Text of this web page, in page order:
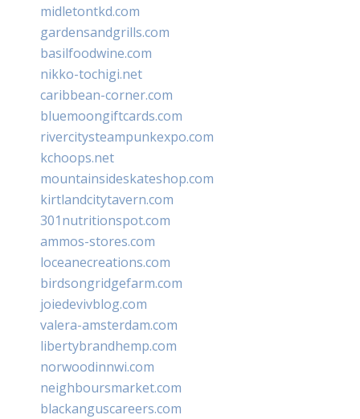
midletontkd.com
gardensandgrills.com
basilfoodwine.com
nikko-tochigi.net
caribbean-corner.com
bluemoongiftcards.com
rivercitysteampunkexpo.com
kchoops.net
mountainsideskateshop.com
kirtlandcitytavern.com
301nutritionspot.com
ammos-stores.com
loceanecreations.com
birdsongridgefarm.com
joiedevivblog.com
valera-amsterdam.com
libertybrandhemp.com
norwoodinnwi.com
neighboursmarket.com
blackanguscareers.com